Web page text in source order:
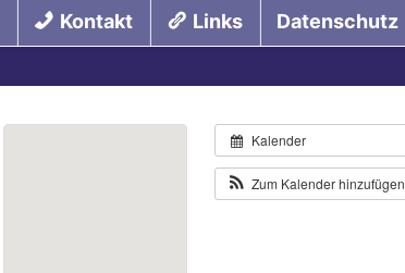
Kontakt Links
Datenschutz
Kalender
Zum Kalender hinzufügen